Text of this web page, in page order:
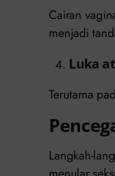
Cairan
menjadi
Luka
Terutama
Langkah-